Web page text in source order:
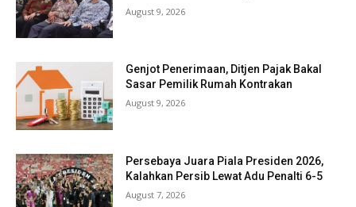
August 9, 2026
Genjot Penerimaan, Ditjen Pajak Bakal
Sasar Pemilik Rumah Kontrakan
August 9, 2026
Persebaya Juara Piala Presiden 2026,
Kalahkan Persib Lewat Adu Penalti 6-5
August 7, 2026